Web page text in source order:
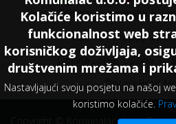
Kolačiće koristimo u
funkcionalnost web
korisničkog doživljaja,
društvenim mrežama i
Nastavljajući svoju posjetu na našoj
koristimo kolačiće.
Primorsko goranska
Općina Mrkopalj,
Općina Lokve, Općina
Općina Brod
Copyright © Komunalac d.o.o.